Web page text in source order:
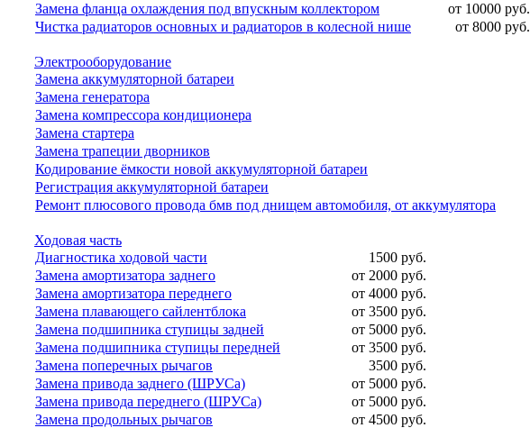
Замена фланца охлаждения под впускным коллектором
от 10000 руб.
Чистка радиаторов основных и радиаторов в колесной нише
от 8000 руб.
Электрооборудование
Замена аккумуляторной батареи
Замена генератора
Замена компрессора кондиционера
Замена стартера
Замена трапеции дворников
Кодирование ёмкости новой аккумуляторной батареи
Регистрация аккумуляторной батареи
Ремонт плюсового провода бмв под днищем автомобиля, от аккумулятора
Ходовая часть
Диагностика ходовой части
1500 руб.
Замена амортизатора заднего
от 2000 руб.
Замена амортизатора переднего
от 4000 руб.
Замена плавающего сайлентблока
от 3500 руб.
Замена подшипника ступицы задней
от 5000 руб.
Замена подшипника ступицы передней
от 3500 руб.
Замена поперечных рычагов
3500 руб.
Замена привода заднего (ШРУСа)
от 5000 руб.
Замена привода переднего (ШРУСа)
от 5000 руб.
Замена продольных рычагов
от 4500 руб.